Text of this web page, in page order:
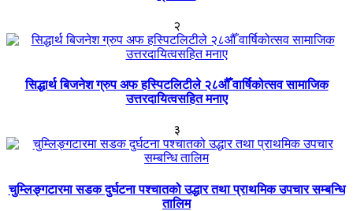
२
सिद्धार्थ बिजनेश ग्रुप अफ हस्पिटलिटीले २८औँ वार्षिकोत्सव सामाजिक
उत्तरदायित्वसहित मनाए
३
चुम्लिङ्गटारमा सडक दुर्घटना पश्चातको उद्धार तथा प्राथमिक उपचार सम्बन्धि
तालिम